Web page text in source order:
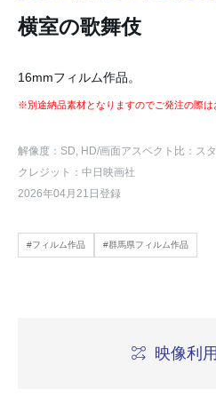
横室の歌舞伎
16mmフィルム作品。
※別途納品素材となりますのでご発注の際は
解像度：SD, HD/画面アスペクト比：ス
クレジット：中日映画社
2026年04月21日登録
#フィルム作品 #群馬県フィルム作品
映像利